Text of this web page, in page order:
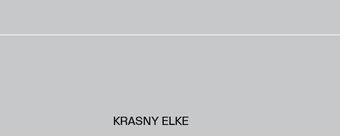
KRASNY ELKE